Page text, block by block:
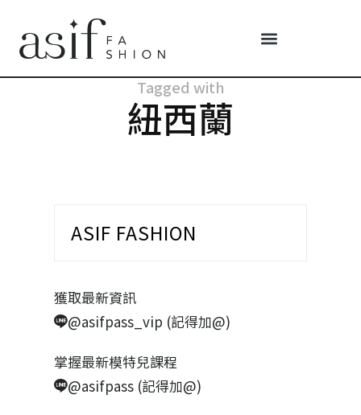
Tagged with
紐西蘭
ASIF FASHION
獲取最新資訊
@asifpass_vip (記得加@)
掌握最新模特兒課程
@asifpass (記得加@)